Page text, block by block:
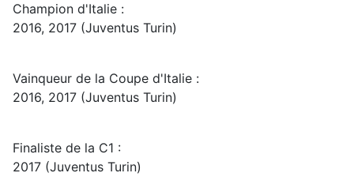
Champion d'Italie :
2016, 2017 (Juventus Turin)
Vainqueur de la Coupe d'Italie :
2016, 2017 (Juventus Turin)
Finaliste de la C1 :
2017 (Juventus Turin)